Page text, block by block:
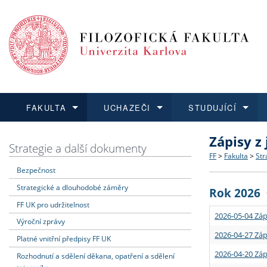
FAKULTA
Dozvědět se více
Struktura
Strategie
Podpora
UCHAZEČI
Podat přihlášku
Co
Učitelské
STUDUJÍCÍ
Dozvědět se více
Rigorózní
Dozvědět se více
O vědě a
Granty a
Dozvědět se více
Aktuální
Strategie a další dokumenty
Bezpečnost
Strategické a dlouhodobé záměry
FF UK pro udržitelnost
Výroční zprávy
Platné vnitřní předpisy FF UK
Rozhodnutí a sdělení děkana, opatření a sdělení
Zápisy
FF > Fakulta >
Rok 2026
2026-05-04
2026-04-27
2026-04-20